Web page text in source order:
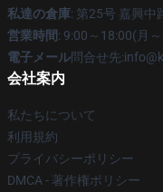
私達の倉庫: 第25号 嘉興中
営業時間: 9:00～18:00(月
電子メール問合せ先
会社案内
私たちについて
利用規約
プライバシーポリシー
DMCA - 著作権ポリシー